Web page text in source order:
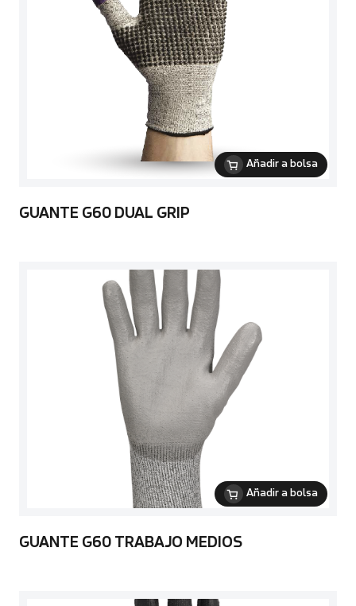
Añadir a bolsa
GUANTE G60 DUAL GRIP
Añadir a bolsa
GUANTE G60 TRABAJO MEDIOS